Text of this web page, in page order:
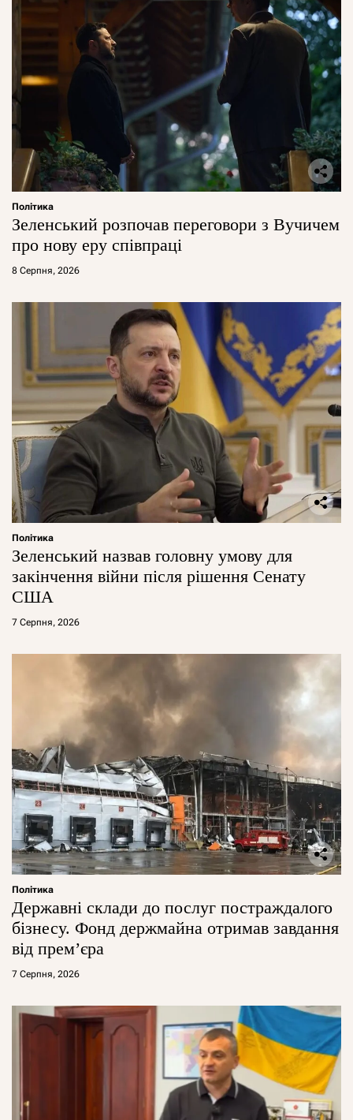
Політика
Зеленський розпочав переговори з Вучичем
про нову еру співпраці
8 Серпня, 2026
Політика
Зеленський назвав головну умову для
закінчення війни після рішення Сенату
США
7 Серпня, 2026
Політика
Державні склади до послуг постраждалого
бізнесу. Фонд держмайна отримав завдання
від прем’єра
7 Серпня, 2026